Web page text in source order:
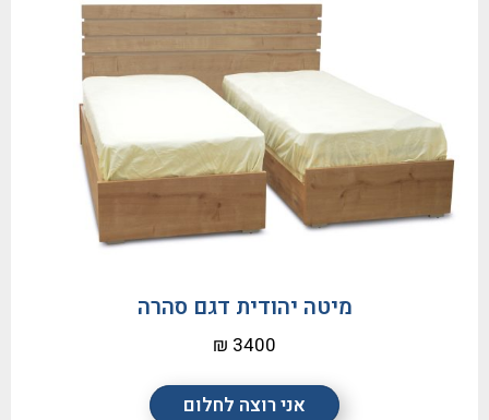
אני רוצה לחלום
מיטה יהודית דגם סהרה
3400 ₪